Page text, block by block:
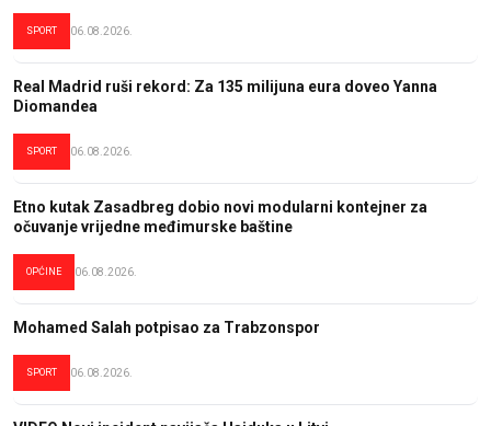
SPORT 06.08.2026.
Real Madrid ruši rekord: Za 135 milijuna eura doveo Yanna
Diomandea
SPORT 06.08.2026.
Etno kutak Zasadbreg dobio novi modularni kontejner za
očuvanje vrijedne međimurske baštine
OPĆINE 06.08.2026.
Mohamed Salah potpisao za Trabzonspor
SPORT 06.08.2026.